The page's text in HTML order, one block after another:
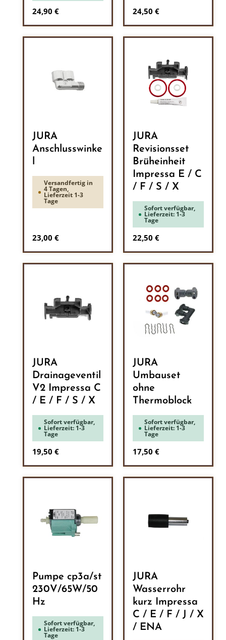
Regulärer Preis:
24,90 € Regulärer Preis:
24,50 €
JURA
Anschlusswinke
l
Versandfertig in
4 Tagen,
Lieferzeit 1-3
Tage
Regulärer Preis:
23,00 €
JURA
Revisionsset
Brüheinheit
Impressa E / C
/ F / S / X
Sofort verfügbar,
Lieferzeit: 1-3
Tage
Regulärer Preis:
22,50 €
JURA
Drainageventil
V2 Impressa C
/ E / F / S / X
Sofort verfügbar,
Lieferzeit: 1-3
Tage
Regulärer Preis:
19,50 €
JURA
Umbauset
ohne
Thermoblock
Sofort verfügbar,
Lieferzeit: 1-3
Tage
Regulärer Preis:
17,50 €
Pumpe cp3a/st
230V/65W/50
Hz
Sofort verfügbar,
Lieferzeit: 1-3
Tage
JURA
Wasserrohr
kurz Impressa
C / E / F / J / X
/ ENA